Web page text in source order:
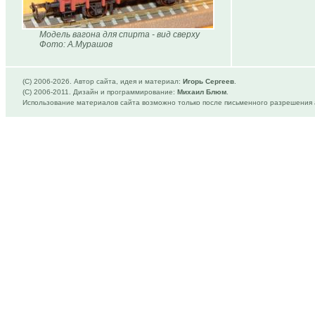
Модель вагона для спирта - вид сверху
Фото: А.Мурашов
(C) 2006-2026. Автор сайта, идея и материал: Игорь Сергеев
(C) 2006-2011. Дизайн и программирование: Михаил Блюм
Использование материалов сайта возможно только после письменного разрешения